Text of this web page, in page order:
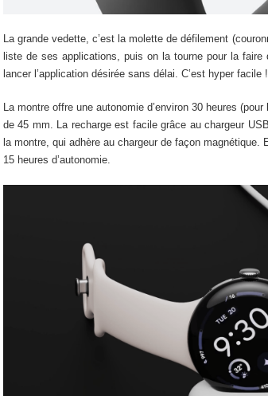
La grande vedette, c’est la molette de défilement
liste de ses applications, puis on la tourne pour la faire
lancer l’application désirée sans délai. C’est hyper facile !
La montre offre une autonomie d’environ 30 heures
de 45 mm. La recharge est facile grâce au chargeur
la montre, qui adhère au chargeur de façon
15 heures d’autonomie.